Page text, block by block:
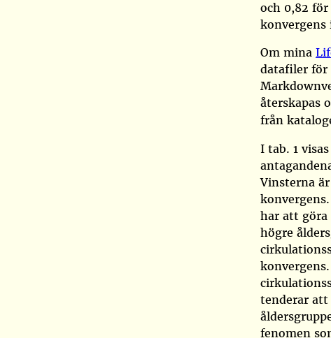
och 0,82
konvergens
Om mina
datafiler för
återskapas
från
I tab. 1
Vinsterna
har att
högre
tenderar att
fenomen